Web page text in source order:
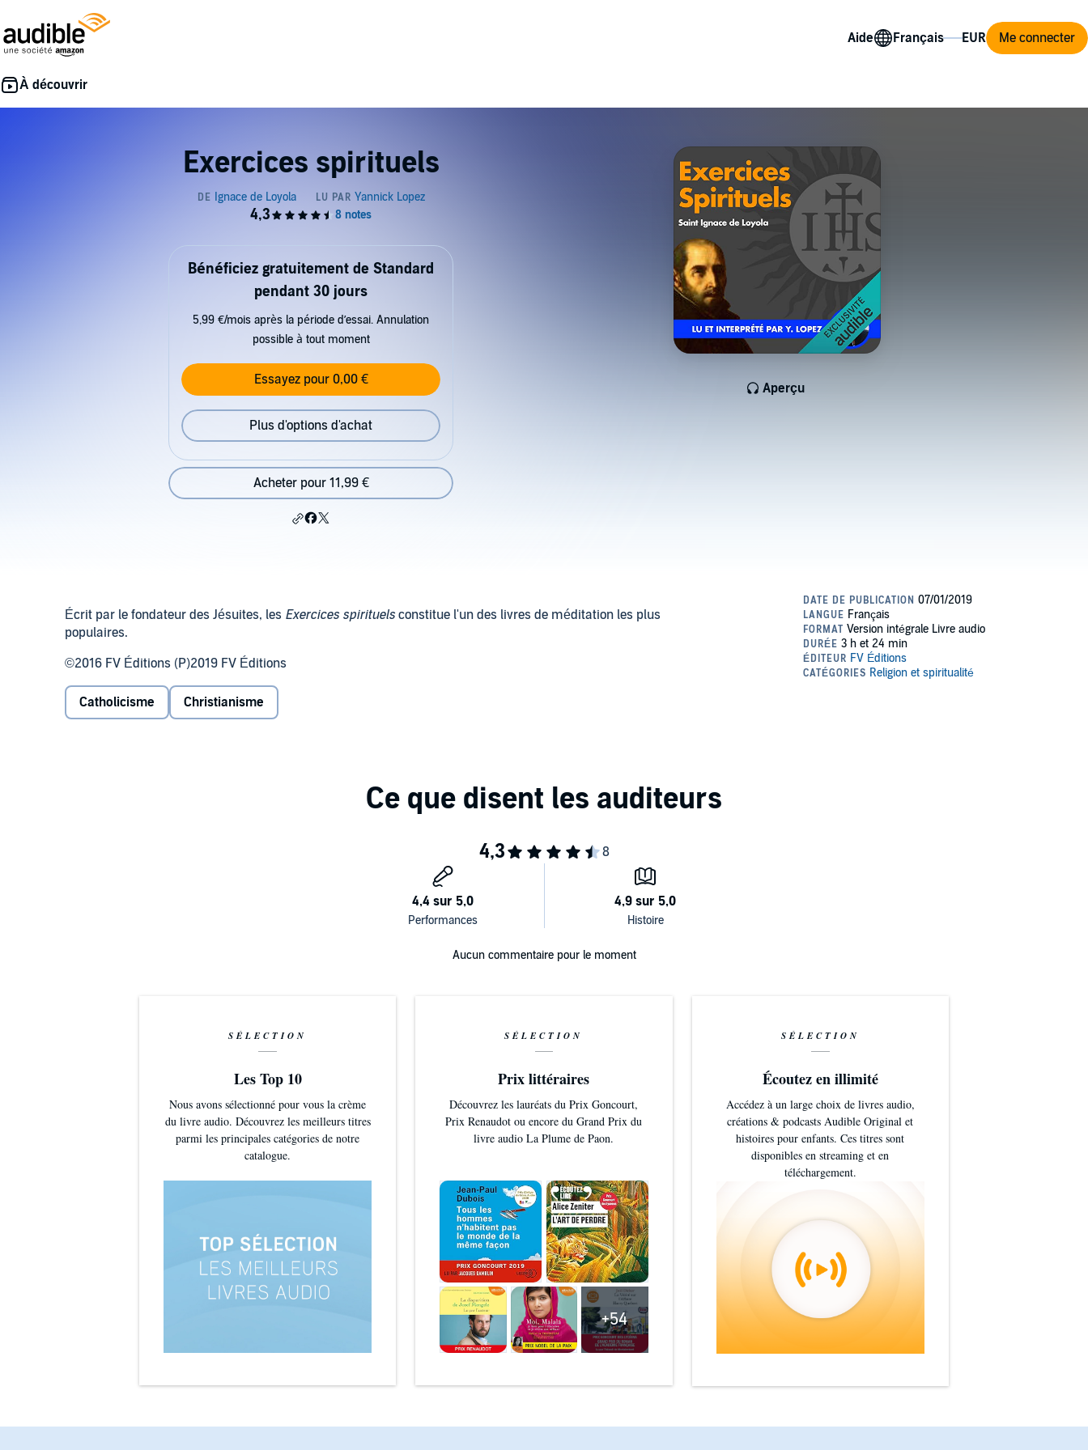
Aide Me connecter
Exercices spirituels
Aperçu
Bénéficiez gratuitement de Standard
pendant 30 jours
5,99 €/mois après la période d’essai. Annulation
possible à tout moment
Essayez pour 0,00 €
Plus d'options d'achat
Acheter pour 11,99 €
Écrit par le fondateur des Jésuites, les Exercices spirituelsconstitue l'un des livres de méditation les plus
populaires.
©2016 FV Éditions (P)2019 FV Éditions
Catholicisme Christianisme
Aucun commentaire pour le moment
SÉLECTION
Les Top 10
Nous avons sélectionné pour vous la crème
du livre audio. Découvrez les meilleurs titres
parmi les principales catégories de notre
catalogue.
SÉLECTION
Prix littéraires
Découvrez les lauréats du Prix Goncourt,
Prix Renaudot ou encore du Grand Prix du
livre audio La Plume de Paon.
+54
SÉLECTION
Écoutez en illimité
Accédez à un large choix de livres audio,
créations & podcasts Audible Original et
histoires pour enfants. Ces titres sont
disponibles en streaming et en
téléchargement.